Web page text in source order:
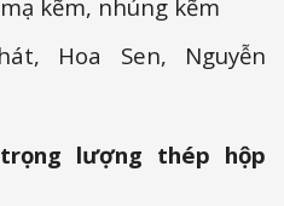
kẽm, nhúng kẽm
Hoa Sen, Nguyễn
lượng thép hộp